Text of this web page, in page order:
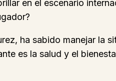
en el escenario
ha sabido manejar la
es la salud y el